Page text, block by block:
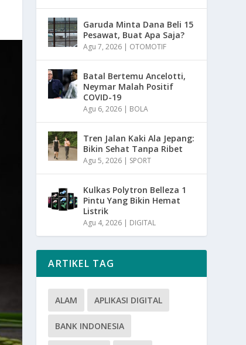
Garuda Minta Dana Beli 15
Pesawat, Buat Apa Saja?
Agu 7, 2026 | OTOMOTIF
Batal Bertemu Ancelotti,
Neymar Malah Positif
COVID-19
Agu 6, 2026 | BOLA
Tren Jalan Kaki Ala Jepang:
Bikin Sehat Tanpa Ribet
Agu 5, 2026 | SPORT
Kulkas Polytron Belleza 1
Pintu Yang Bikin Hemat
Listrik
Agu 4, 2026 | DIGITAL
ARTIKEL TAG
ALAM APLIKASI DIGITAL
BANK INDONESIA